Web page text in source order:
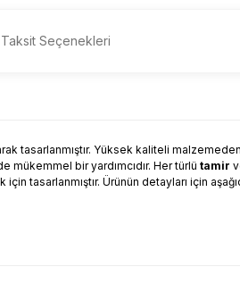
Taksit Seçenekleri
tasarlanmıştır. Yüksek kaliteli
bir yardımcıdır. Her türlü tamir
tasarlanmıştır. Ürünün detayları için